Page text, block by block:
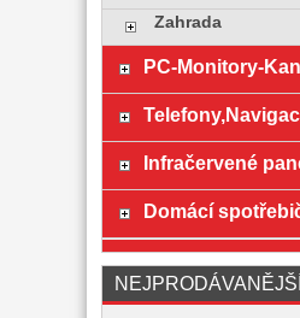
Zahrada
PC-Monitory-
Infračervené
Domácí